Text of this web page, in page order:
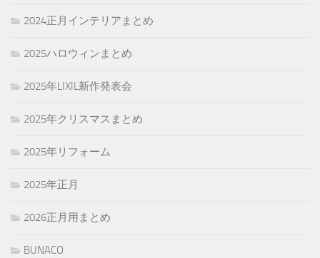
2024正月インテリアまとめ
2025ハロウィンまとめ
2025年LIXIL新作発表会
2025年クリスマスまとめ
2025年リフォーム
2025年正月
2026正月用まとめ
BUNACO